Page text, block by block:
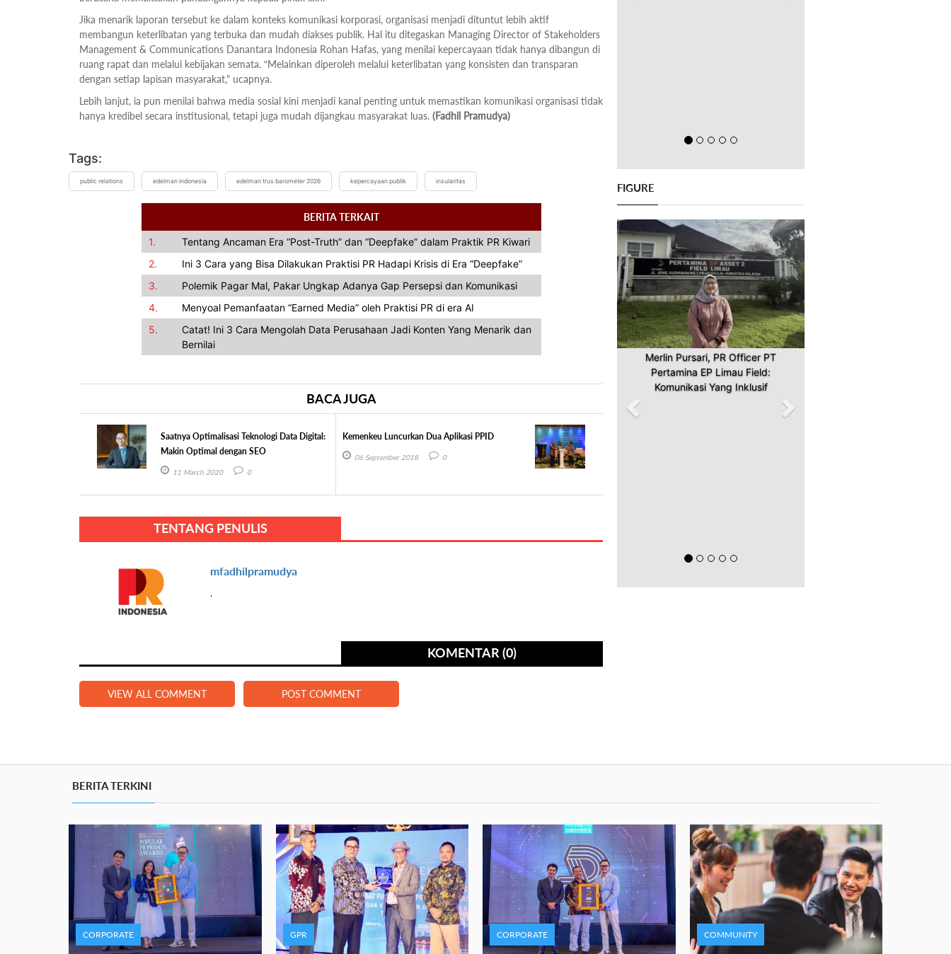
Jika menarik laporan tersebut ke dalam konteks komunikasi korporasi, organisasi menjadi dituntut lebih aktif
membangun keterlibatan yang terbuka dan mudah diakses publik. Hal itu ditegaskan Managing Director of Stakeholders
Management & Communications Danantara Indonesia Rohan Hafas, yang menilai kepercayaan tidak hanya dibangun di
ruang rapat dan melalui kebijakan semata. “Melainkan diperoleh melalui keterlibatan yang konsisten dan transparan
dengan setiap lapisan masyarakat," ucapnya.
Lebih lanjut, ia pun menilai bahwa media sosial kini menjadi kanal penting untuk memastikan komunikasi organisasi tidak
hanya kredibel secara institusional, tetapi juga mudah dijangkau masyarakat luas. (Fadhil Pramudya)
Tags:
public relations edelman indonesia edelman trus barometer 2026 kepercayaan publik insularitas
BERITA TERKAIT
1.
Tentang Ancaman Era “Post-Truth” dan “Deepfake” dalam Praktik PR Kiwari
2.
Ini 3 Cara yang Bisa Dilakukan Praktisi PR Hadapi Krisis di Era “Deepfake”
3.
Polemik Pagar Mal, Pakar Ungkap Adanya Gap Persepsi dan Komunikasi
4.
Menyoal Pemanfaatan “Earned Media” oleh Praktisi PR di era AI
5.
Catat! Ini 3 Cara Mengolah Data Perusahaan Jadi Konten Yang Menarik dan
Bernilai
BACA JUGA
Saatnya Optimalisasi Teknologi Data Digital:
Makin Optimal dengan SEO
11 March 2020 0
Kemenkeu Luncurkan Dua Aplikasi PPID
06 September 2018 0
TENTANG PENULIS
mfadhilpramudya
.
KOMENTAR (0)
VIEW ALL COMMENT POST COMMENT
FIGURE
Merlin Pursari, PR Officer PT
Pertamina EP Limau Field:
Komunikasi Yang Inklusif
Previous Next
BERITA TERKINI
CORPORATE GPR CORPORATE COMMUNITY